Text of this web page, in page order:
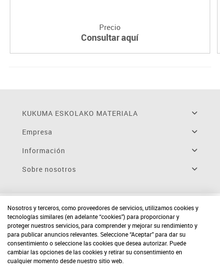
Precio
Consultar aquí
KUKUMA ESKOLAKO MATERIALA
Empresa
Información
Sobre nosotros
Nosotros y terceros, como proveedores de servicios, utilizamos cookies y
tecnologías similares (en adelante “cookies”) para proporcionar y
proteger nuestros servicios, para comprender y mejorar su rendimiento y
para publicar anuncios relevantes. Seleccione “Aceptar” para dar su
consentimiento o seleccione las cookies que desea autorizar. Puede
cambiar las opciones de las cookies y retirar su consentimiento en
cualquier momento desde nuestro sitio web.